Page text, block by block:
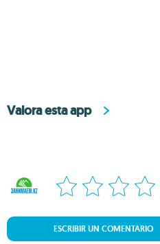
Valora esta app
ESCRIBIR UN COMENTARIO